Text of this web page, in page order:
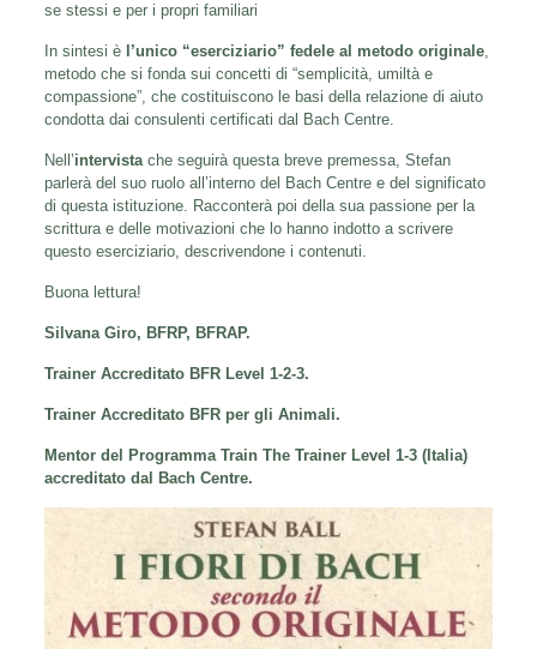
se stessi e per i propri familiari
In sintesi è l’unico “eserciziario” fedele al metodo originale,
metodo che si fonda sui concetti di “semplicità, umiltà e
compassione”, che costituiscono le basi della relazione di aiuto
condotta dai consulenti certificati dal Bach Centre.
Nell’intervistache seguirà questa breve premessa, Stefan
parlerà del suo ruolo all’interno del Bach Centre e del significato
di questa istituzione. Racconterà poi della sua passione per la
scrittura e delle motivazioni che lo hanno indotto a scrivere
questo eserciziario, descrivendone i contenuti.
Buona lettura!
Silvana Giro, BFRP, BFRAP.
Trainer Accreditato BFR Level 1-2-3.
Trainer Accreditato BFR per gli Animali.
Mentor del Programma Train The Trainer Level 1-3 (Italia)
accreditato dal Bach Centre.